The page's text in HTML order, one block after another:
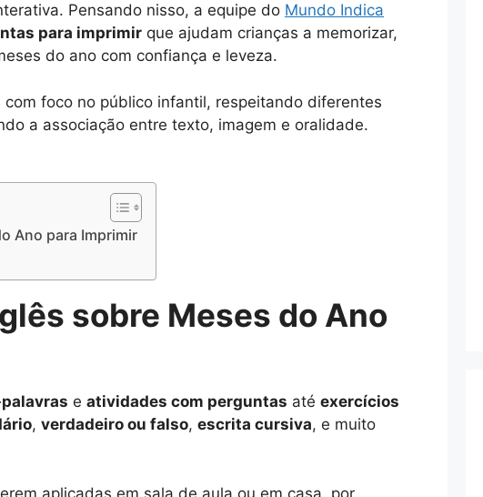
Pensando nisso, a equipe do Mundo Indica
para imprimir que ajudam crianças a memorizar,
do ano com confiança e leveza.
foco no público infantil, respeitando diferentes
a associação entre texto, imagem e oralidade.
Ano para Imprimir
sobre Meses do Ano
e atividades com perguntas até exercícios
, verdadeiro ou falso, escrita cursiva, e muito
aplicadas em sala de aula ou em casa, por